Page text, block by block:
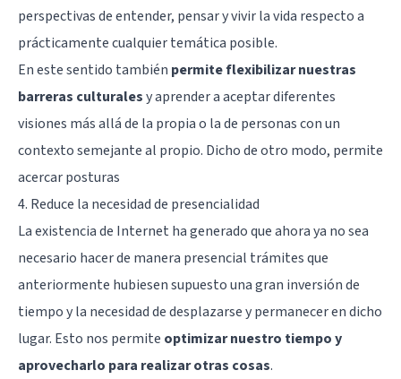
perspectivas de entender, pensar y vivir la vida respecto a
prácticamente cualquier temática posible.
En este sentido también permite flexibilizar nuestras
barreras culturalesy aprender a aceptar diferentes
visiones más allá de la propia o la de personas con un
contexto semejante al propio. Dicho de otro modo, permite
acercar posturas
4. Reduce la necesidad de presencialidad
La existencia de Internet ha generado que ahora ya no sea
necesario hacer de manera presencial trámites que
anteriormente hubiesen supuesto una gran inversión de
tiempo y la necesidad de desplazarse y permanecer en dicho
lugar. Esto nos permite optimizar nuestro tiempo y
aprovecharlo para realizar otras cosas.